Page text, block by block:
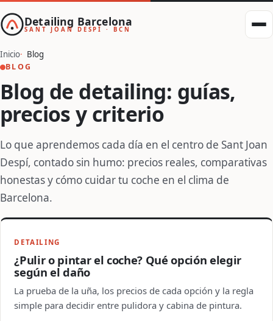
Detailing Barcelona
SANT JOAN DESPÍ · BCN
Inicio Blog
BLOG
Blog de detailing: guías,
precios y criterio
Lo que aprendemos cada día en el centro de Sant Joan
Despí, contado sin humo: precios reales, comparativas
honestas y cómo cuidar tu coche en el clima de
Barcelona.
DETAILING
¿Pulir o pintar el coche? Qué opción elegir
según el daño
La prueba de la uña, los precios de cada opción y la regla
simple para decidir entre pulidora y cabina de pintura.